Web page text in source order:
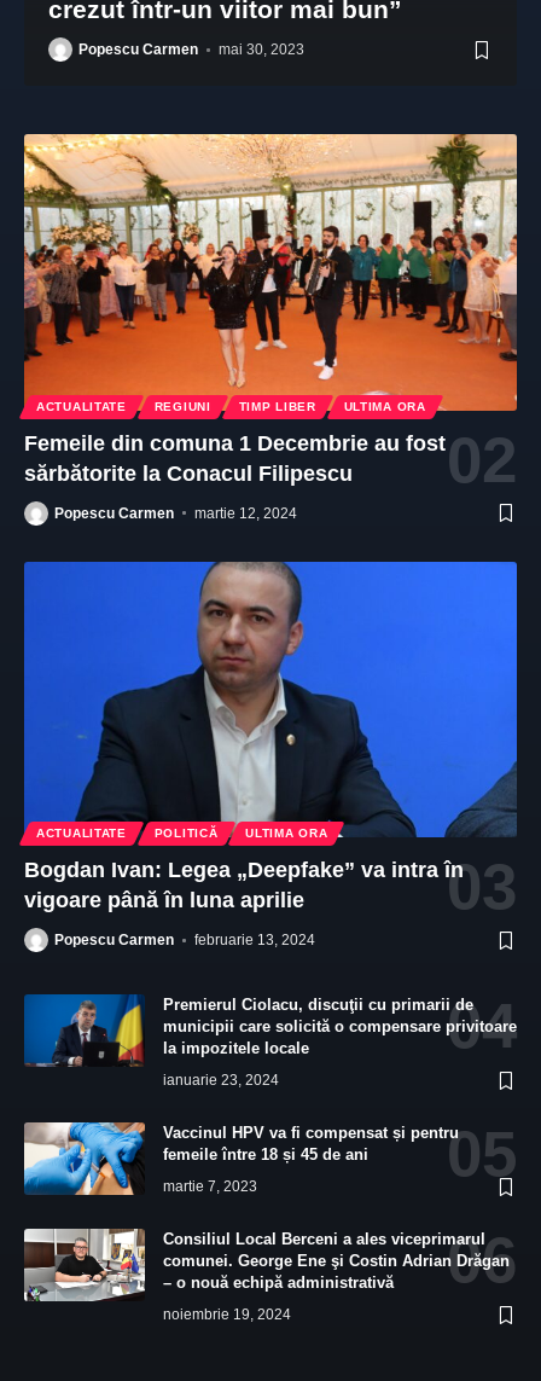
crezut într-un viitor mai bun”
Popescu Carmen mai 30, 2023
ACTUALITATE REGIUNI TIMP LIBER ULTIMA ORA
Femeile din comuna 1 Decembrie au fost
sărbătorite la Conacul Filipescu
Popescu Carmen martie 12, 2024
ACTUALITATE POLITICĂ ULTIMA ORA
Bogdan Ivan: Legea „Deepfake” va intra în
vigoare până în luna aprilie
Popescu Carmen februarie 13, 2024
Premierul Ciolacu, discuţii cu primarii de
municipii care solicită o compensare privitoare
la impozitele locale
ianuarie 23, 2024
Vaccinul HPV va fi compensat și pentru
femeile între 18 și 45 de ani
martie 7, 2023
Consiliul Local Berceni a ales viceprimarul
comunei. George Ene şi Costin Adrian Drăgan
– o nouă echipă administrativă
noiembrie 19, 2024